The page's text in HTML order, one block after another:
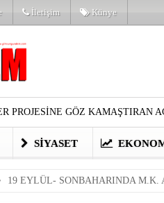
İletişim Künye
PROJESİNE GÖZ KAMAŞTIRAN
YÜZLER HARUN CİCİ:
SIYASET
19 EYLÜL- SONBAHARINDA M.K.